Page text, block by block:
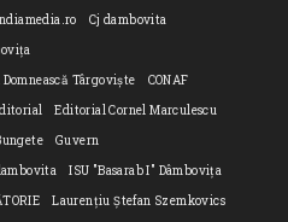
Cj dambovita
Târgoviște
CONAF
Editorial Cornel Marculescu
Guvern
ISU "Basarab I" Dâmbovița
Laurențiu Ștefan Szemkovics